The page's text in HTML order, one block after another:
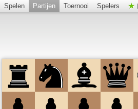
Spelen Partijen Toernooi Spelers